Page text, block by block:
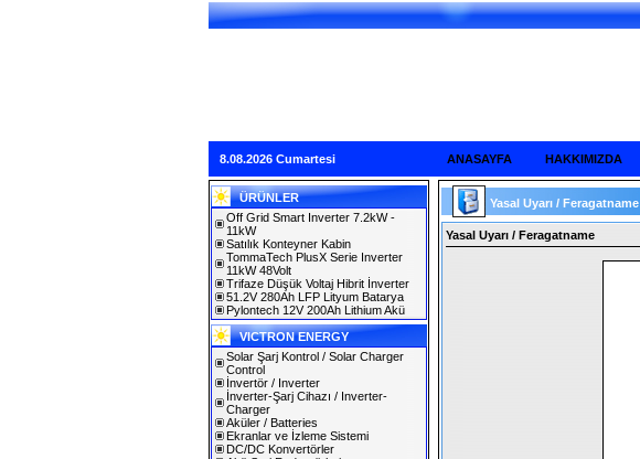
8.08.2026 Cumartesi ANASAYFA HAKKIMIZDA
ÜRÜNLER
Off Grid Smart Inverter 7.2kW -
11kW
Satılık Konteyner Kabin
TommaTech PlusX Serie Inverter
11kW 48Volt
Trifaze Düşük Voltaj Hibrit İnverter
51.2V 280Ah LFP Lityum Batarya
Pylontech 12V 200Ah Lithium Akü
VICTRON ENERGY
Solar Şarj Kontrol / Solar Charger
Control
İnvertör / Inverter
İnverter-Şarj Cihazı / Inverter-
Charger
Aküler / Batteries
Ekranlar ve İzleme Sistemi
DC/DC Konvertörler
Yasal Uyarı / Feragatname
Yasal Uyarı / Feragatname